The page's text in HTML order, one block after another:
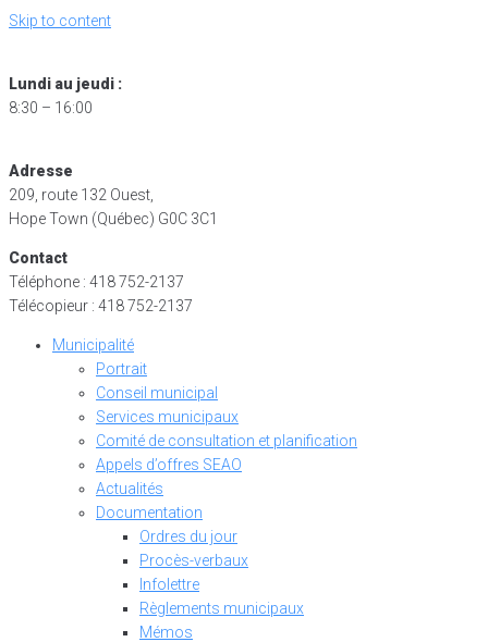
Skip to content
Lundi au jeudi :
8:30 – 16:00
Adresse
209, route 132 Ouest,
Hope Town (Québec) G0C 3C1
Contact
Téléphone : 418 752-2137
Télécopieur : 418 752-2137
Municipalité
Portrait
Conseil municipal
Services municipaux
Comité de consultation et planification
Appels d’offres SEAO
Actualités
Documentation
Ordres du jour
Procès-verbaux
Infolettre
Règlements municipaux
Mémos